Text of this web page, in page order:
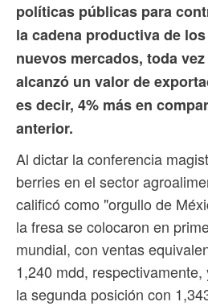
políticas públicas para
la cadena productiva de
nuevos mercados, toda
alcanzó un valor de
es decir, 4% más en
anterior.
Al dictar la conferencia
berries en el sector
calificó como "orgullo de
la fresa se colocaron en
mundial, con ventas
1,240 mdd,
la segunda posición con